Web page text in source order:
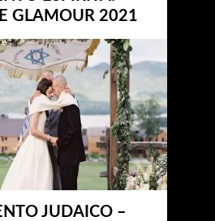
GLAMOUR 2021
JUDAICO –